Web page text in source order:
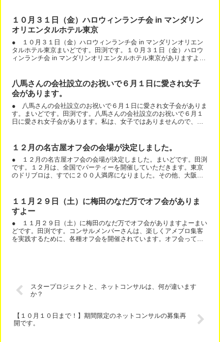
１０月３１日（金）ハロウィンランチ会 in マンダリン
オリエンタルホテル東京
● １０月３１日（金）ハロウィンランチ会 in マンダリンオリエン
タルホテル東京まいどです。田渕です。１０月３１日（金）ハロウ
ィンランチ会 in マンダリンオリエンタルホテル東京がありますよー
八馬さんの会社設立のお祝いで６月１日に愛され女子
会があります。
● 八馬さんの会社設立のお祝いで６月１日に愛され女子会がありま
す。まいどです。田渕です。八馬さんの会社設立のお祝いで６月１
日に愛され女子会があります。私は、女子ではありませんので、い
１２月の名古屋オフ会の会場が決定しました。
● １２月の名古屋オフ会の会場が決定しました。まいどです。田渕
です。１２月は、全国でパーティーを開催していただきます。東京
のドリブロは、すでに２００人満席になりました。その他、大阪、
１１月２９日（土）に梅田のなだ万でオフ会がありま
すよー
● １１月２９日（土）に梅田のなだ万でオフ会がありますよーまい
どです。田渕です。コンサルメンバーさんは、楽しくアメブロ集客
を実践するために、各種オフ会を開催されています。オフ会って、
スタープロジェクトと、ネットコンサルは、何が違います
か？
【１０月１０日まで！】期間限定のネットコンサルの募集再
開です。